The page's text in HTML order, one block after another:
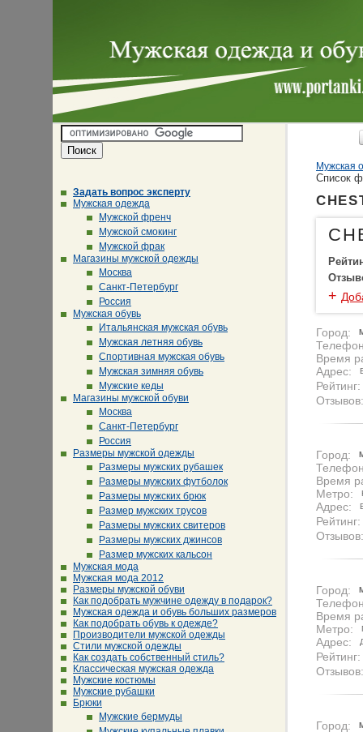
Задать вопрос эксперту
Мужская одежда
Мужской френч
Мужской смокинг
Мужской фрак
Магазины мужской одежды
Москва
Санкт-Петербург
Россия
Мужская обувь
Итальянская мужская обувь
Мужская летняя обувь
Спортивная мужская обувь
Мужская зимняя обувь
Мужские кеды
Магазины мужской обуви
Москва
Санкт-Петербург
Россия
Размеры мужской одежды
Размеры мужских рубашек
Размеры мужских футболок
Размеры мужских брюк
Размер мужских трусов
Размеры мужских свитеров
Размеры мужских джинсов
Размер мужских кальсон
Мужская мода
Мужская мода 2012
Размеры мужской обуви
Как подобрать мужчине одежду в подарок?
Мужская одежда и обувь больших размеров
Как подобрать обувь к одежде?
Производители мужской одежды
Стили мужской одежды
Как создать собственный стиль?
Классическая мужская одежда
Мужские костюмы
Мужские рубашки
Брюки
Мужские бермуды
Мужская
Cписок
+
Город:
Время
Адрес:
Рейтинг:
Отзывов:
Город:
Время
Метро:
Адрес:
Рейтинг:
Отзывов:
Город:
Время
Метро:
Адрес:
Рейтинг:
Отзывов:
Город: